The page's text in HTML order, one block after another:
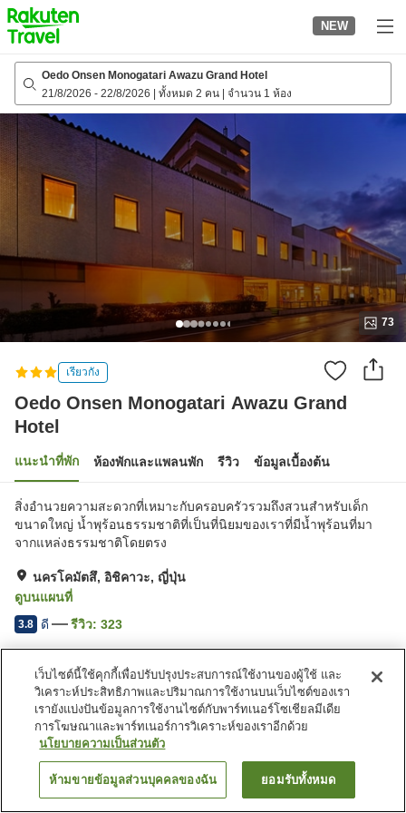
to
top
page
NEW
Oedo Onsen Monogatari Awazu Grand Hotel
21/8/2026 - 22/8/2026 ทั้งหมด 2 คน จำนวน 1 ห้อง
73
เรียวกัง
Oedo Onsen Monogatari Awazu Grand
Hotel
แนะนำที่พัก ห้องพักและแพลนพัก รีวิว ข้อมูลเบื้องต้น
สิ่งอำนวยความสะดวกที่เหมาะกับครอบครัวรวมถึงสวนสำหรับเด็ก
ขนาดใหญ่ น้ำพุร้อนธรรมชาติที่เป็นที่นิยมของเราที่มีน้ำพุร้อนที่มา
จากแหล่งธรรมชาติโดยตรง
นครโคมัตสึ, อิชิคาวะ, ญี่ปุ่น
ดูบนแผนที่
3.8 ดี รีวิว: 323
สิ่งอำนวยความสะดวกในที่พัก
ที่จอดรถ
สปา/บิวตี้ซาลอน
ร้านอาหาร
ร้านค้า
Oedo Onsen Monogatari Awazu Grand Hotel
ค้นหาห้องพัก
เว็บไซต์นี้ใช้คุกกี้เพื่อปรับปรุงประสบการณ์ใช้งานของผู้ใช้ และ
วิเคราะห์ประสิทธิภาพและปริมาณการใช้งานบนเว็บไซต์ของเรา
เรายังแบ่งปันข้อมูลการใช้งานไซต์กับพาร์ทเนอร์โซเชียลมีเดีย
การโฆษณาและพาร์ทเนอร์การวิเคราะห์ของเราอีกด้วย
นโยบายความเป็นส่วนตัว
ห้ามขายข้อมูลส่วนบุคคลของฉัน ยอมรับทั้งหมด